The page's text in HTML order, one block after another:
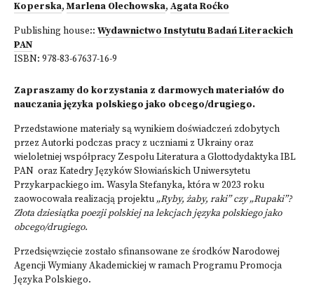
Koperska,Marlena Olechowska, Agata Roćko
Publishing house:: Wydawnictwo Instytutu Badań Literackich
PAN
ISBN: 978-83-67637-16-9
Zapraszamy do korzystania z darmowych materiałów do
nauczania języka polskiego jako obcego/drugiego.
Przedstawione materiały są wynikiem doświadczeń zdobytych
przez Autorki podczas pracy z uczniami z Ukrainy oraz
wieloletniej współpracy Zespołu Literatura a Glottodydaktyka IBL
PAN oraz Katedry Języków Słowiańskich Uniwersytetu
Przykarpackiego im. Wasyla Stefanyka, która w 2023 roku
zaowocowałarealizacją projektu „Ryby, żaby, raki” czy „Rupaki”?
Złota dziesiątka poezji polskiej na lekcjach języka polskiego jako
obcego/drugiego.
Przedsięwzięcie zostało sfinansowane ze środków Narodowej
Agencji Wymiany Akademickiej w ramach Programu Promocja
Języka Polskiego.